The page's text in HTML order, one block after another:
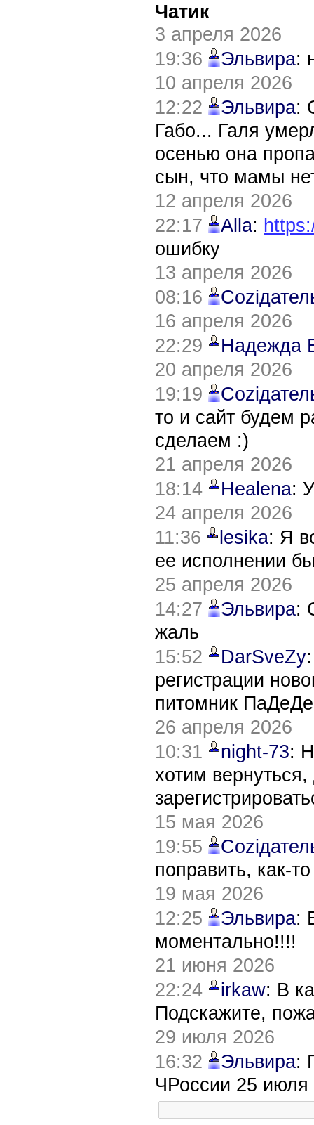
Чатик
3 апреля 2026
19:36
Эльвира:
10 апреля 2026
12:22
Эльвира:
Габо... Галя
осенью она
сын, что мамы
12 апреля 2026
22:17
Alla:
ошибку
13 апреля 2026
08:16
16 апреля 2026
22:29
Надежда
20 апреля 2026
19:19
то и сайт будем
сделаем :)
21 апреля 2026
18:14
Healena:
24 апреля 2026
11:36
lesika: Я
ее исполнении
25 апреля 2026
14:27
Эльвира:
жаль
15:52
DarSveZy
регистрации
питомник
26 апреля 2026
10:31
night-73:
хотим
15 мая 2026
19:55
поправить, как-
19 мая 2026
12:25
Эльвира:
моментально!!!!
21 июня 2026
22:24
irkaw: В
Подскажите,
29 июля 2026
16:32
Эльвира:
ЧРоссии 25 июля